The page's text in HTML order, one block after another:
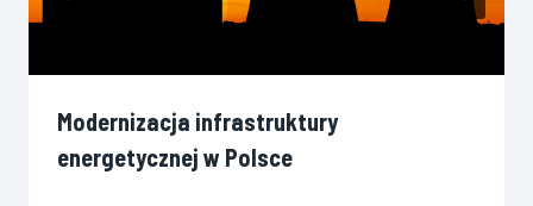
Modernizacja infrastruktury
energetycznej w Polsce